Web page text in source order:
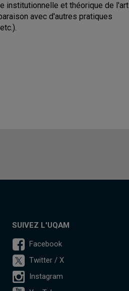
institutionnelle et théorique de l'art
avec d'autres pratiques
SUIVEZ L'UQAM
Facebook
Twitter / X
Instagram